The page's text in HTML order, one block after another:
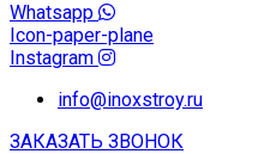
Whatsapp
Icon-paper-plane
Instagram
info@inoxstroy.ru
ЗАКАЗАТЬ ЗВОНОК